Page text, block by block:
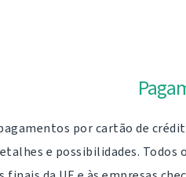
por cartão de
e possibilidades. Todos